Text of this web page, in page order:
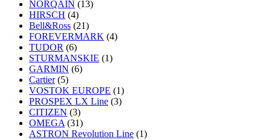
NORQAIN (13)
HIRSCH (4)
Bell&Ross (21)
FOREVERMARK (4)
TUDOR (6)
STURMANSKIE (1)
GARMIN (6)
Cartier(5)
VOSTOK EUROPE (1)
PROSPEX LX Line (3)
CITIZEN (3)
OMEGA (31)
ASTRON Revolution Line (1)